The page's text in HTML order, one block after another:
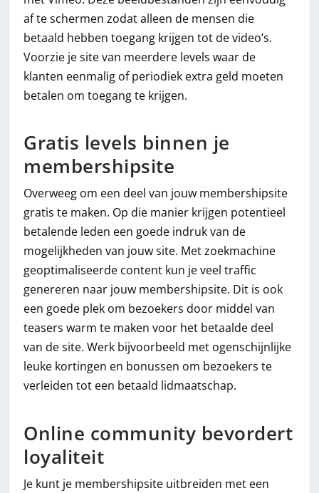
af te schermen zodat alleen de mensen die
betaald hebben toegang krijgen tot de video’s.
Voorzie je site van meerdere levels waar de
klanten eenmalig of periodiek extra geld moeten
betalen om toegang te krijgen.
Gratis levels binnen je
membershipsite
Overweeg om een deel van jouw membershipsite
gratis te maken. Op die manier krijgen potentieel
betalende leden een goede indruk van de
mogelijkheden van jouw site. Met zoekmachine
geoptimaliseerde content kun je veel traffic
genereren naar jouw membershipsite. Dit is ook
een goede plek om bezoekers door middel van
teasers warm te maken voor het betaalde deel
van de site. Werk bijvoorbeeld met ogenschijnlijke
leuke kortingen en bonussen om bezoekers te
verleiden tot een betaald lidmaatschap.
Online community bevordert
loyaliteit
Je kunt je membershipsite uitbreiden met een